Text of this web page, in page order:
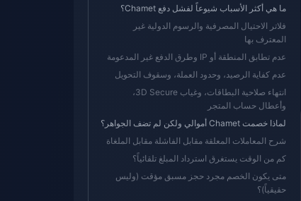
ما هي أكثر الأسباب شيوعاً لفشل دفع Chamet؟
فلاتر الاحتيال المصرفية والرسوم الدولية غير
المعترف بها
عدم تطابق المنطقة أو IP وطرق الدفع غير المدعومة
عدم كفاية الرصيد، وحدود العملة، وسقوف التحويل
انتهاء صلاحية البطاقات، وغياب 3D Secure،
وأعطال حساب المتجر
لماذا خصمت Chamet أموالي ولكن لم تضف الجواهر؟
شرح المعاملات المعلقة مقابل الفاشلة مقابل الملغاة
كم من الوقت يستغرق استرداد المبلغ تلقائياً؟
متى يكون الخصم مجرد حجز مسبق مؤقت (وليس
حقيقياً)؟